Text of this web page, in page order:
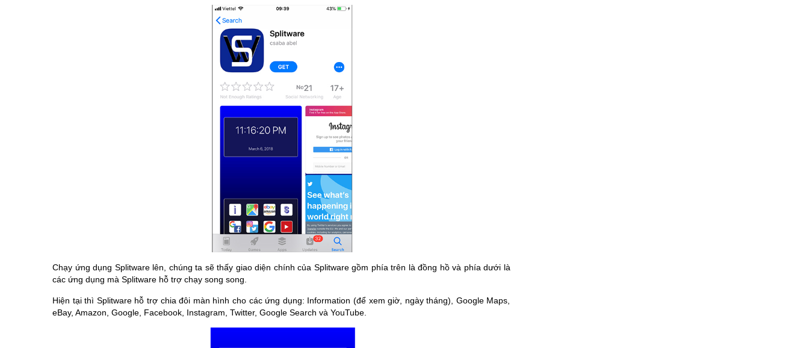
Chạy ứng dụng Splitware lên, chúng ta sẽ thấy giao diện chính của Splitware gồm phía trên là đồng hồ và phía dưới là
các ứng dụng mà Splitware hỗ trợ chạy song song.
Hiện tại thì Splitware hỗ trợ chia đôi màn hình cho các ứng dụng: Information (để xem giờ, ngày tháng), Google Maps,
eBay, Amazon, Google, Facebook, Instagram, Twitter, Google Search và YouTube.